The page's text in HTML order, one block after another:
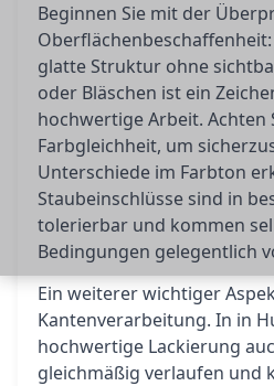
Beginnen Sie mit der
glatte Struktur ohne
oder Bläschen ist ein
hochwertige Arbeit. Achten
Farbgleichheit, um
Unterschiede im Farbton
Staubeinschlüsse sind in
tolerierbar und kommen
Bedingungen gelegentlich
Ein weiterer wichtiger
Kantenverarbeitung. In in
hochwertige Lackierung
gleichmäßig verlaufen und